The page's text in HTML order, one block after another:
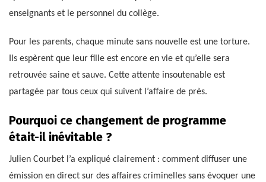
enseignants et le personnel du collège.
Pour les parents, chaque minute sans nouvelle est une torture.
Ils espèrent que leur fille est encore en vie et qu’elle sera
retrouvée saine et sauve. Cette attente insoutenable est
partagée par tous ceux qui suivent l’affaire de près.
Pourquoi ce changement de programme
était-il inévitable ?
Julien Courbet l’a expliqué clairement : comment diffuser une
émission en direct sur des affaires criminelles sans évoquer une